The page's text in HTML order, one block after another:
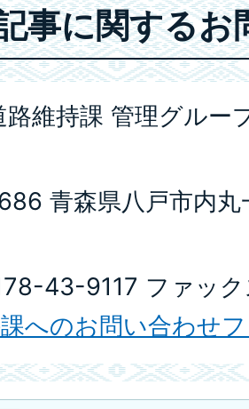
事に関するお
路維持課 管理グルー
青森県八戸市内丸
43-9117 ファッ
へのお問い合わせ